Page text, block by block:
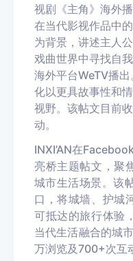
视剧《主角》海外
在当代影视作品中
为背景，讲述主人
戏曲世界中寻找自
海外平台WeTV播出
化以更具故事性和
视野。 该帖文目前
动。
INXI’AN在
亮桥主题帖文，聚
城市生活场景。该
口，将城墙、护城
可抵达的旅行体验
当代生活融合的城市
万浏览及700+次互